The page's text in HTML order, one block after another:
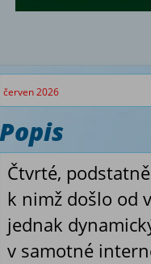
červen 2026
Popis
Čtvrté,
k nimž došlo od
jednak
v samotné